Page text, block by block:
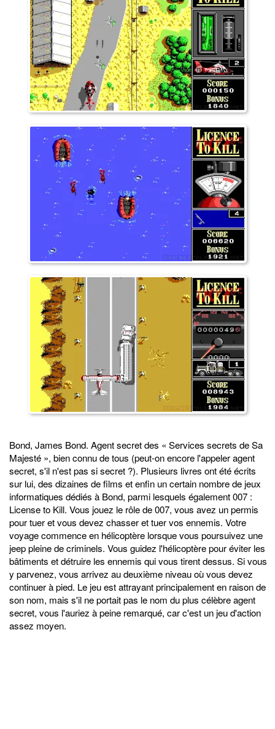
Bond, James Bond. Agent secret des « Services secrets de Sa
Majesté », bien connu de tous (peut-on encore l'appeler agent
secret, s'il n'est pas si secret ?). Plusieurs livres ont été écrits
sur lui, des dizaines de films et enfin un certain nombre de jeux
informatiques dédiés à Bond, parmi lesquels également 007 :
License to Kill. Vous jouez le rôle de 007, vous avez un permis
pour tuer et vous devez chasser et tuer vos ennemis. Votre
voyage commence en hélicoptère lorsque vous poursuivez une
jeep pleine de criminels. Vous guidez l'hélicoptère pour éviter les
bâtiments et détruire les ennemis qui vous tirent dessus. Si vous
y parvenez, vous arrivez au deuxième niveau où vous devez
continuer à pied. Le jeu est attrayant principalement en raison de
son nom, mais s'il ne portait pas le nom du plus célèbre agent
secret, vous l'auriez à peine remarqué, car c'est un jeu d'action
assez moyen.